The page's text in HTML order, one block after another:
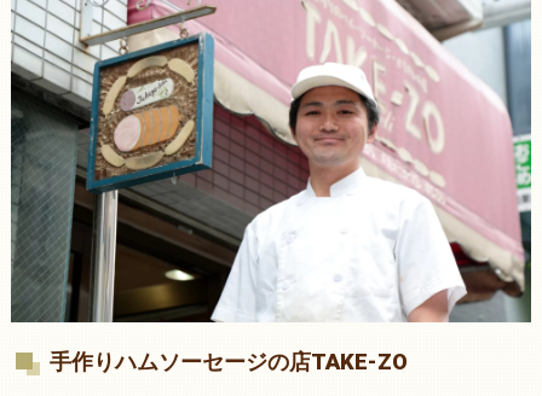
手作りハムソーセージの店TAKE-ZO